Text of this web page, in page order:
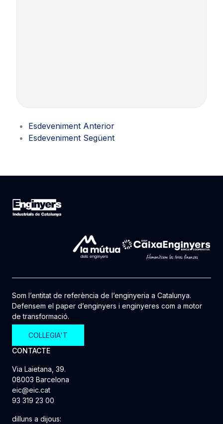
Esdeveniment Anterior
Esdeveniment Següent
Som l’entitat de referència de l’enginyeria a Catalunya.
Defensem el paper d’enginyers i enginyeres com a motor
de transformació.
COL·LEGIA'T
CONTACTE
Via Laietana, 39.
08003 Barcelona
eic@eic.cat
93 319 23 00
dilluns a dijous: